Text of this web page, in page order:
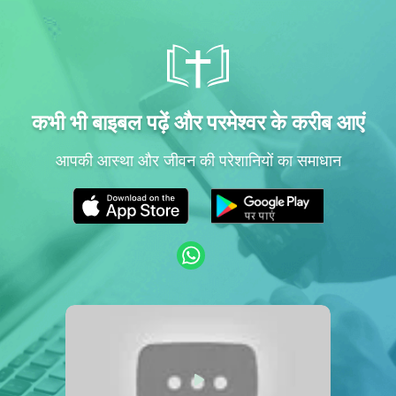
कभी भी बाइबल पढ़ें और परमेश्वर के करीब आएं
आपकी आस्था और जीवन की परेशानियों का समाधान